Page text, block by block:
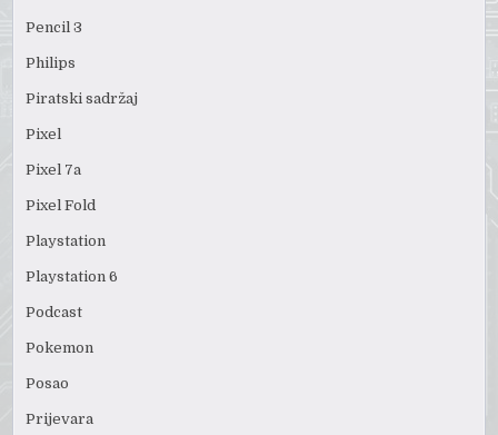
Pencil 3
Philips
Piratski sadržaj
Pixel
Pixel 7a
Pixel Fold
Playstation
Playstation 6
Podcast
Pokemon
Posao
Prijevara